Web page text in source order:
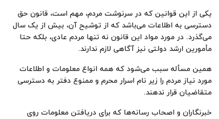
یکی از این قوانین که در سرنوشت مردم، مهم است، قانون حق
دسترسی به اطلاعات می‌باشد که از توشیح آن، بیش از یک سال
می‌گذرد. در مورد مواد این قانون نه تنها مردم عادی، بلکه حتا
مأمورین ارشد دولتی نیز آگاهی لازم ندارند.
همین مسأله سبب می‌شود که همه انواع معلومات و اطلاعات
مورد نیاز مردم را زیر نام اسرار محرم و ممنوع دفتر به دسترسی
متقاضیان قرار ندهند.
خبرنگاران و اصحاب رسانه‌ها که برای دریافتن معلومات روی